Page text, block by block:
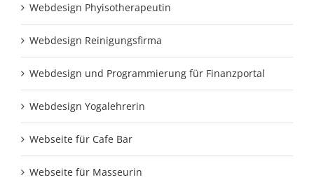
Webdesign Phyisotherapeutin
Webdesign Reinigungsfirma
Webdesign und Programmierung für Finanzportal
Webdesign Yogalehrerin
Webseite für Cafe Bar
Webseite für Masseurin